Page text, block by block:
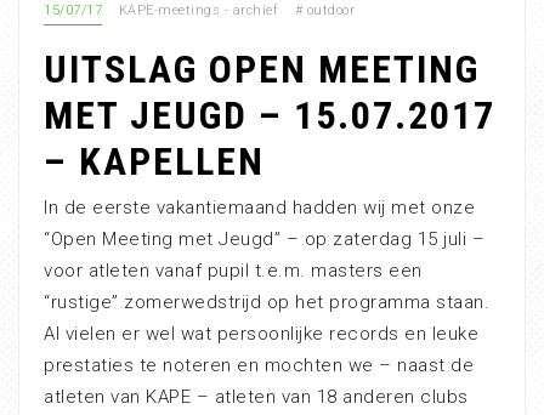
15/07/17 KAPE-meetings - archief # outdoor
UITSLAG OPEN MEETING
MET JEUGD – 15.07.2017
– KAPELLEN
In de eerste vakantiemaand hadden wij met onze
“Open Meeting met Jeugd” – op zaterdag 15 juli –
voor atleten vanaf pupil t.e.m. masters een
“rustige” zomerwedstrijd op het programma staan.
Al vielen er wel wat persoonlijke records en leuke
prestaties te noteren en mochten we – naast de
atleten van KAPE – atleten van 18 anderen clubs